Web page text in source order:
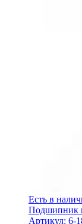
Есть в
Подшипник
Артикул: 6-